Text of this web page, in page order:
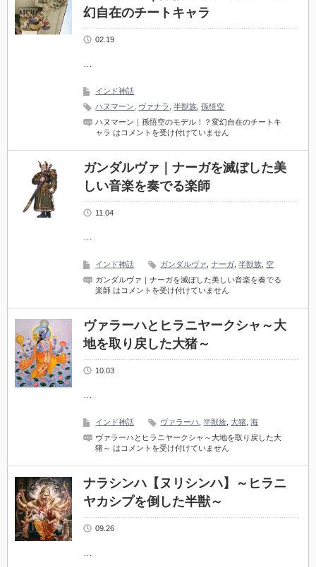
幻自在のチートキャラ
02.19
…
インド神話
ハヌマーン
ヴァナラ ,半獣族 ,孫悟空
ハヌマーン｜孫悟空のモデル！？変幻自在のチートキ
ャラ は コメントを受け付けていません
ガンダルヴァ｜ナーガを滅ぼした美
しい音楽を奏でる楽師
11.04
…
インド神話 ガンダルヴァ ,ナーガ ,半獣族 空
ガンダルヴァ｜ナーガを滅ぼした美しい音楽を奏でる
楽師 は コメントを受け付けていません
ヴァラーハとヒラニヤークシャ～大
地を取り戻した大猪～
10.03
…
インド神話 ヴァラーハ ,半獣族 ,大猪 ,海
ヴァラーハとヒラニヤークシャ～大地を取り戻した大
猪～ は コメントを受け付けていません
ナラシンハ【ヌリシンハ】～ヒラニ
ヤカシプを倒した半獣～
09.26
…